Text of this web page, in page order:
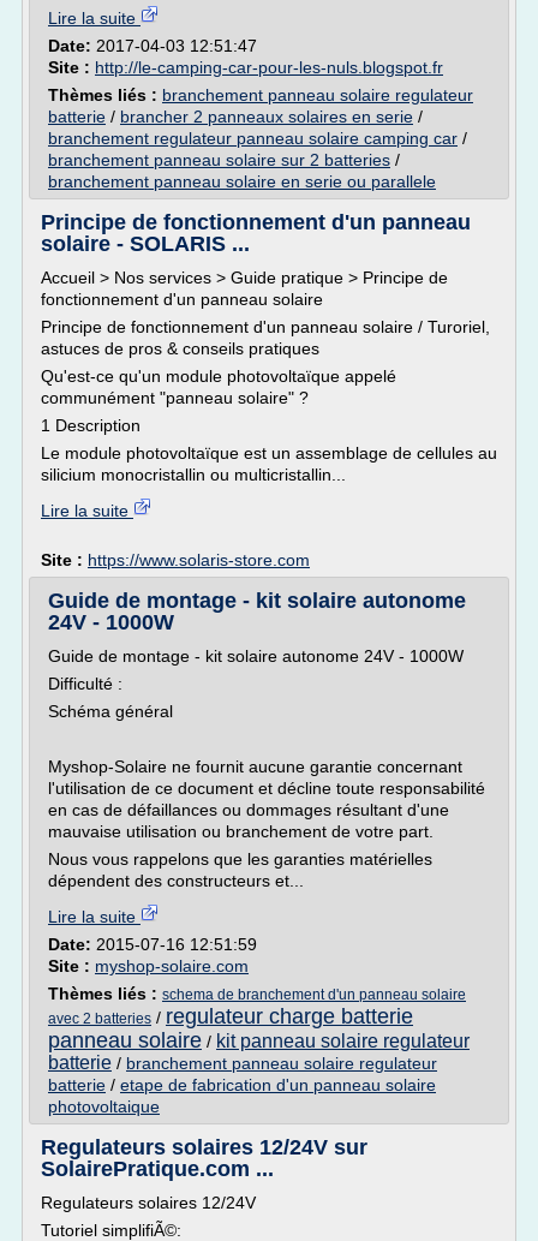
Lire la suite
Date: 2017-04-03 12:51:47
Site : http://le-camping-car-pour-les-nuls.blogspot.fr
Thèmes liés : branchement panneau solaire regulateur
batterie / brancher 2 panneaux solaires en serie /
branchement regulateur panneau solaire camping car /
branchement panneau solaire sur 2 batteries /
branchement panneau solaire en serie ou parallele
Principe de fonctionnement d'un panneau
solaire - SOLARIS ...
Accueil > Nos services > Guide pratique > Principe de
fonctionnement d'un panneau solaire
Principe de fonctionnement d'un panneau solaire / Turoriel,
astuces de pros & conseils pratiques
Qu'est-ce qu'un module photovoltaïque appelé
communément "panneau solaire" ?
1 Description
Le module photovoltaïque est un assemblage de cellules au
silicium monocristallin ou multicristallin...
Lire la suite
Site : https://www.solaris-store.com
Guide de montage - kit solaire autonome
24V - 1000W
Guide de montage - kit solaire autonome 24V - 1000W
Difficulté :
Schéma général
Myshop-Solaire ne fournit aucune garantie concernant
l'utilisation de ce document et décline toute responsabilité
en cas de défaillances ou dommages résultant d'une
mauvaise utilisation ou branchement de votre part.
Nous vous rappelons que les garanties matérielles
dépendent des constructeurs et...
Lire la suite
Date: 2015-07-16 12:51:59
Site : myshop-solaire.com
Thèmes liés : schema de branchement d'un panneau solaire
avec 2 batteries / regulateur charge batterie
panneau solaire / kit panneau solaire regulateur
batterie / branchement panneau solaire regulateur
batterie / etape de fabrication d'un panneau solaire
photovoltaique
Regulateurs solaires 12/24V sur
SolairePratique.com ...
Regulateurs solaires 12/24V
Tutoriel simplifiÃ©: